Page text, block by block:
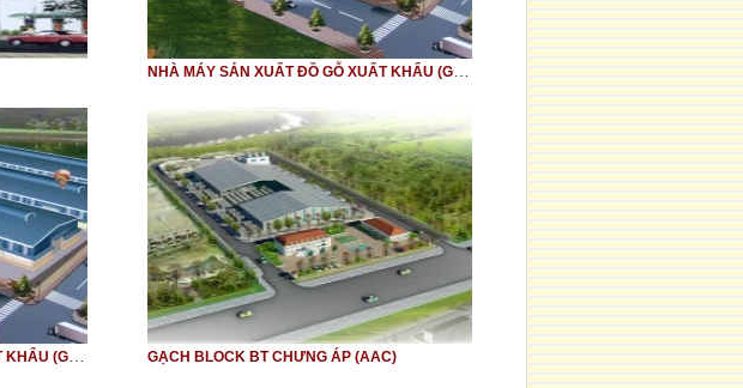
GẠCH BLOCK BT CHƯNG ÁP (AAC)